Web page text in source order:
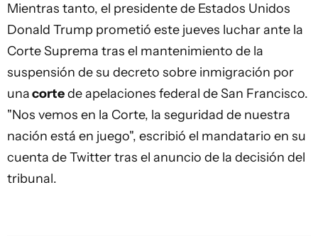
Mientras tanto, el presidente de Estados Unidos
Donald Trump prometió este jueves luchar ante la
Corte Suprema tras el mantenimiento de la
suspensión de su decreto sobre inmigración por
unacortede apelaciones federal de San Francisco.
"Nos vemos en la Corte, la seguridad de nuestra
nación está en juego", escribió el mandatario en su
cuenta de Twitter tras el anuncio de la decisión del
tribunal.